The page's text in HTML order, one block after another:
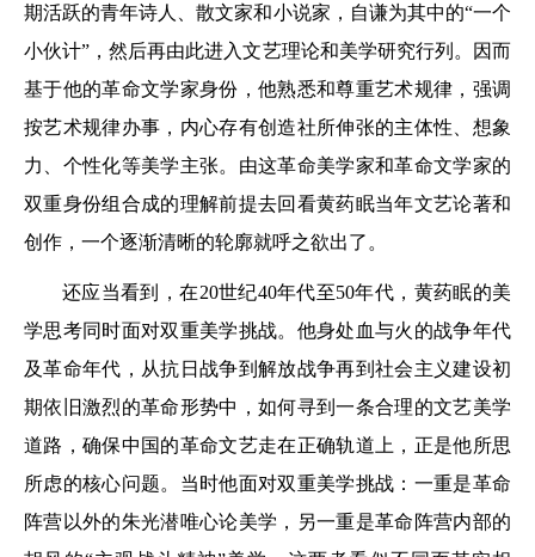
期活跃的青年诗人、散文家和小说家，自谦为其中的“一个
小伙计”，然后再由此进入文艺理论和美学研究行列。因而
基于他的革命文学家身份，他熟悉和尊重艺术规律，强调
按艺术规律办事，内心存有创造社所伸张的主体性、想象
力、个性化等美学主张。由这革命美学家和革命文学家的
双重身份组合成的理解前提去回看黄药眠当年文艺论著和
创作，一个逐渐清晰的轮廓就呼之欲出了。
还应当看到，在20世纪40年代至50年代，黄药眠的美
学思考同时面对双重美学挑战。他身处血与火的战争年代
及革命年代，从抗日战争到解放战争再到社会主义建设初
期依旧激烈的革命形势中，如何寻到一条合理的文艺美学
道路，确保中国的革命文艺走在正确轨道上，正是他所思
所虑的核心问题。当时他面对双重美学挑战：一重是革命
阵营以外的朱光潜唯心论美学，另一重是革命阵营内部的